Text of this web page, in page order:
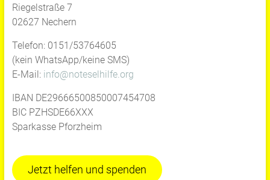
Riegelstraße 7
02627 Nechern
Telefon: 0151/53764605
(kein WhatsApp/keine SMS)
E-Mail: info@noteselhilfe.org
IBAN DE29666500850007454708
BIC PZHSDE66XXX
Sparkasse Pforzheim
Jetzt helfen und spenden